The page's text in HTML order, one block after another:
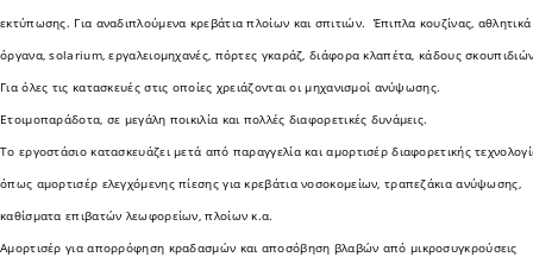
εκτύπωσης. Για αναδιπλούμενα κρεβάτια πλοίων και σπιτιών. Έπιπλα κουζίνας, αθλητικά
όργανα, solarium, εργαλειομηχανές, πόρτες γκαράζ, διάφορα κλαπέτα, κάδους
Για όλες τις κατασκευές στις οποίες χρειάζονται οι μηχανισμοί ανύψωσης.
Ετοιμοπαράδοτα, σε μεγάλη ποικιλία και πολλές διαφορετικές δυνάμεις.
Το εργοστάσιο κατασκευάζει μετά από παραγγελία και αμορτισέρ διαφορετικής
όπως αμορτισέρ ελεγχόμενης πίεσης για κρεβάτια νοσοκομείων, τραπεζάκια ανύψωσης,
καθίσματα επιβατών λεωφορείων, πλοίων κ.α.
Αμορτισέρ για απορρόφηση κραδασμών και αποσόβηση βλαβών από μικροσυγκρούσεις